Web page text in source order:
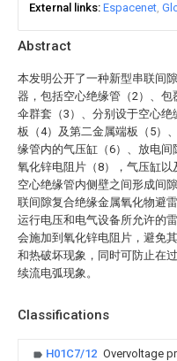
Abstract
本发明公开了一种新型串联间
器，包括空心绝缘管（2）、
伞群套（3）、分别设于空心
板（4）及第二金属端板（5）
缘管内的气压缸（6）、放电
氧化锌电阻片（8），气压缸
空心绝缘管内侧壁之间形成间
联间隙复合绝缘金属氧化物避
运行电压和电气设备所允许的
会施加到氧化锌电阻片，避免
和热破坏现象，同时可防止在
续流电弧现象。
Classifications
H01C7/12 Overvoltage
External links Espacenet